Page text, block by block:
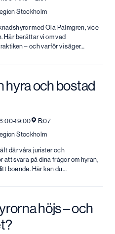
Stockholm
med Ola Palmgren, vice
Här berättar vi om vad
– och varför vi säger…
hyra och bostad
19:00
B:07
Stockholm
där våra jurister och
svara på dina frågor om hyran,
boende. Här kan du…
höjs – och